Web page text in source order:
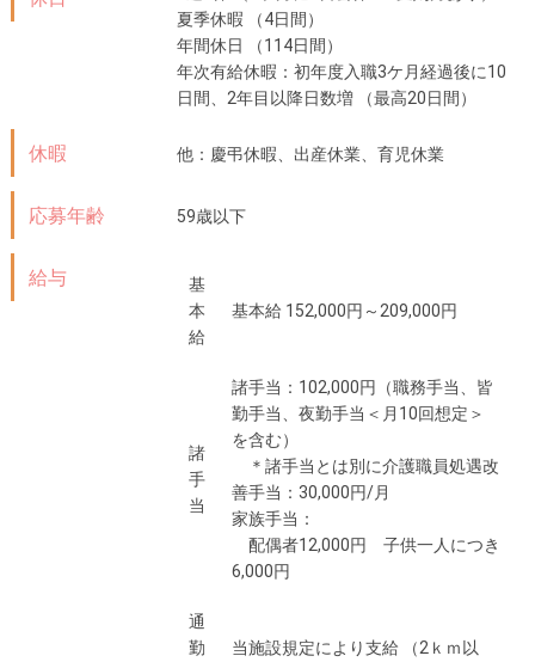
夏季休暇 （4日間）
年間休日 （114日間）
年次有給休暇：初年度入職3ケ月経過後に10
日間、2年目以降日数増 （最高20日間）
休暇 他：慶弔休暇、出産休業、育児休業
応募年齢 59歳以下
給与
基
本
給
基本給 152,000円～209,000円
諸
手
当
諸手当：102,000円（職務手当、皆
勤手当、夜勤手当＜月10回想定＞
を含む）
＊諸手当とは別に介護職員処遇改
善手当：30,000円/月
家族手当：
配偶者12,000円 子供一人につき
6,000円
通
勤
当施設規定により支給 （2ｋｍ以